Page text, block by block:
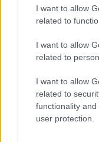
I want to allow
related to
I want to allow
related to
I want to allow
related to
functionality
user protection.
KKV TRENDS
A ComputerTrends
vállalkozások
illetve itt mutatjuk be a
Böngéssze az eddig
az Ön cége is
felületen szeretné
velünk, és jelenjen meg
LEGFRISSEBB